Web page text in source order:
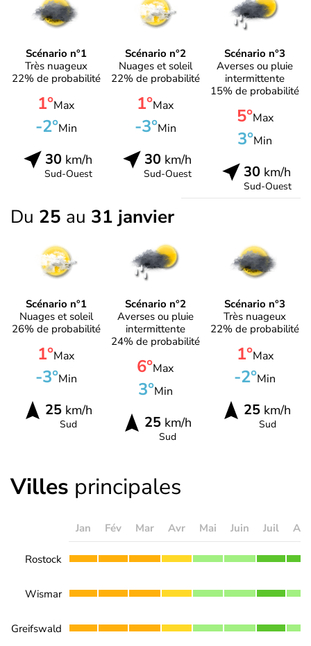
Scénario n°1
Très nuageux
22% de probabilité
1°Max
-2°Min
30km/h
Sud-Ouest
Scénario n°2
Nuages et soleil
22% de probabilité
1°Max
-3°Min
30km/h
Sud-Ouest
Scénario n°3
Averses ou pluie
intermittente
15% de probabilité
5°Max
3°Min
30 km/h
Sud-Ouest
Du 25 au 31 janvier
Scénario n°1
Nuages et soleil
26% de probabilité
1°Max
-3°Min
25km/h
Sud
Scénario n°2
Averses ou pluie
intermittente
24% de probabilité
6°Max
3°Min
25km/h
Sud
Scénario n°3
Très nuageux
22% de probabilité
1°Max
-2°Min
25 km/h
Sud
Villes principales
Jan Fév Mar Avr Mai Juin Juil
Rostock
Wismar
Greifswald